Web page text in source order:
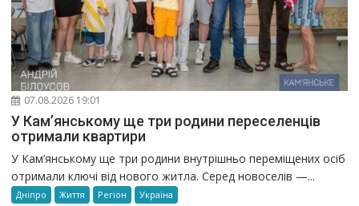
07.08.2026 19:01
У Кам’янському ще три родини переселенців
отримали квартири
У Кам’янському ще три родини внутрішньо переміщених осіб
отримали ключі від нового житла. Серед новоселів —...
Дніпро Життя Регіон Україна